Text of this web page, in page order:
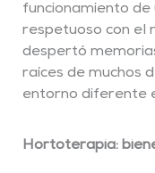
funcionamiento de
respetuoso con el
despertó
raíces de muchos
entorno diferente
Hortoterapia: